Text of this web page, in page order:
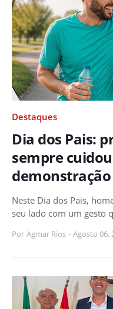
Destaques
Dia dos Pais:
sempre
Neste Dia dos Pais,
seu lado com um gesto
Por Agmar Rios - Agosto 06,